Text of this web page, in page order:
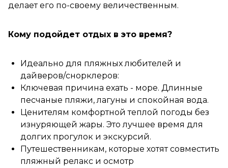
делает его по-своему величественным.
Кому подойдет отдых в это время?
Идеально для пляжных любителей и
дайверов/снорклеров:
Ключевая причина ехать - море. Длинные
песчаные пляжи, лагуны и спокойная вода.
Ценителям комфортной теплой погоды без
изнуряющей жары. Это лучшее время для
долгих прогулок и экскурсий.
Путешественникам, которые хотят совместить
пляжный релакс и осмотр